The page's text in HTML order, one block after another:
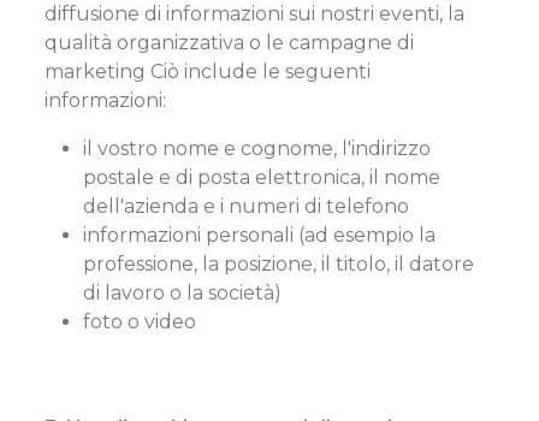
diffusione di informazioni sui nostri eventi, la
qualità organizzativa o le campagne di
marketing Ciò include le seguenti
informazioni:
il vostro nome e cognome, l'indirizzo
postale e di posta elettronica, il nome
dell'azienda e i numeri di telefono
informazioni personali (ad esempio la
professione, la posizione, il titolo, il datore
di lavoro o la società)
foto o video